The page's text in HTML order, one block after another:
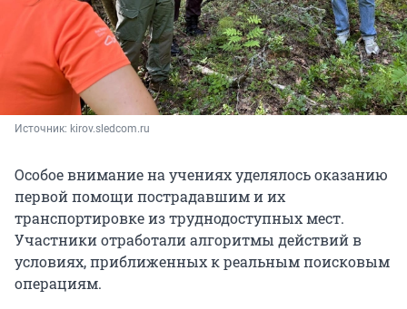
Источник: kirov.sledcom.ru
Особое внимание на учениях уделялось оказанию
первой помощи пострадавшим и их
транспортировке из труднодоступных мест.
Участники отработали алгоритмы действий в
условиях, приближенных к реальным поисковым
операциям.